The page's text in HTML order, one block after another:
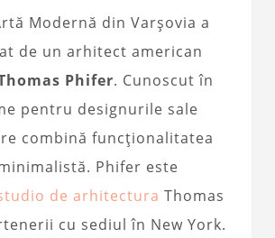
Modernă din Varșovia a
de un arhitect american
Phifer. Cunoscut în
pentru designurile sale
combină funcționalitatea
Phifer este
de arhitectura Thomas
cu sediul în New York.